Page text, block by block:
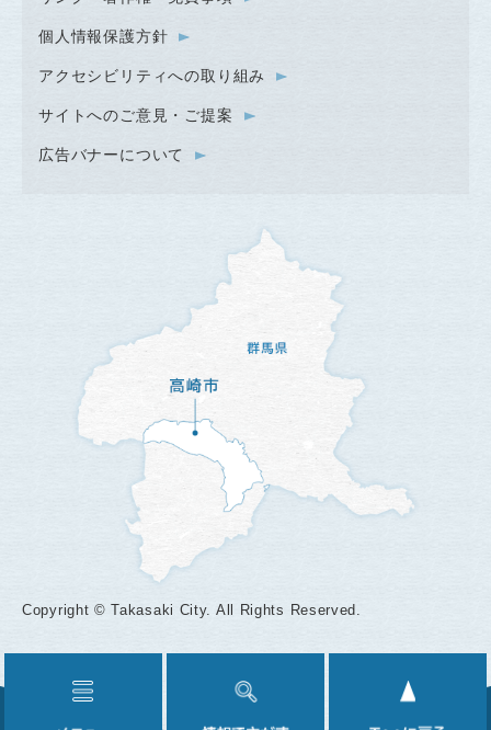
個人情報保護方針
アクセシビリティへの取り組み
サイトへのご意見・ご提案
広告バナーについて
Copyright © Takasaki City. All Rights Reserved.